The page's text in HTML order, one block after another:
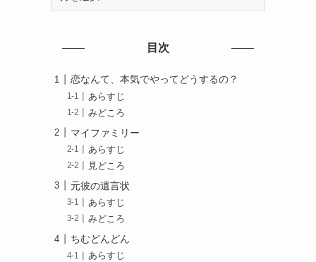
目次
恋なんて、本気でやってどうするの？
あらすじ
みどころ
マイファミリー
あらすじ
見どころ
元彼の遺言状
あらすじ
みどころ
ちむどんどん
あらすじ